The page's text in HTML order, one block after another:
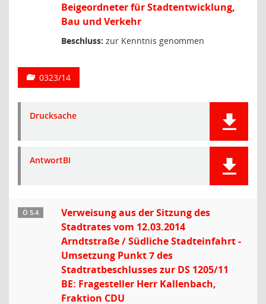
Beigeordneter für Stadtentwicklung,
Bau und Verkehr
Beschluss: zur Kenntnis genommen
0323/14
Drucksache
AntwortBI
Ö 5.4
Verweisung aus der Sitzung des
Stadtrates vom 12.03.2014
Arndtstraße / Südliche Stadteinfahrt -
Umsetzung Punkt 7 des
Stadtratbeschlusses zur DS 1205/11
BE: Fragesteller Herr Kallenbach,
Fraktion CDU